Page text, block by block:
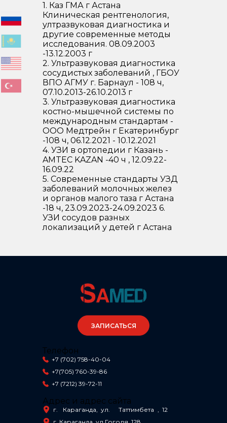
1. Каз ГМА г Астана
Клиническая рентгенология,
ултразвуковая диагностика и
другие современные методы
исследования. 08.09.2003
-13.12.2003 г
2. Ультразвуковая диагностика
сосудистых заболеваний , ГБОУ
ВПО АГМУ г. Барнаул - 108 ч,
07.10.2013-26.10.2013 г
3. Ультразвуковая диагностика
костно-мышечной системы по
международным стандартам -
ООО Медтрейн г Екатеринбург
-108 ч, 06.12.2021 - 10.12.2021
4. УЗИ в ортопедии г Казань -
AMTEC KAZAN -40 ч , 12.09.22-
16.09.22
5. Современные стандарты УЗД
заболеваний молочных желез
и органов малого таза г Астана
-18 ч, 23.09.2023-24.09.2023 6.
УЗИ сосудов разных
локализаций у детей г Астана
ЗАПИСАТЬСЯ
Телефон
+7 (702) 758-40-04
+7(705) 760-39-86
+7 (7212) 39-72-11
Адрес и адрес сайта
г. Караганда, ул. Таттимбета , 12